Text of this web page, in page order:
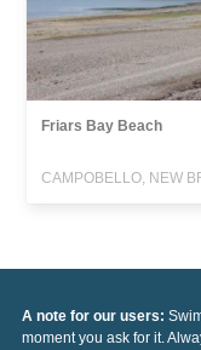
Friars Bay Beach
CAMPOBELLO, NEW
A note for our users:
moment you ask for it.